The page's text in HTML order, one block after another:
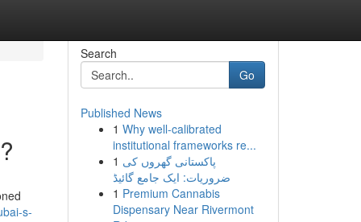
s-
Search
Go
Published News
1 Why well-calibrated
institutional frameworks re...
1 پاکستانی گھروں کی
ضروریات: ایک جامع گائیڈ
1 Premium Cannabis
Dispensary Near Rivermont